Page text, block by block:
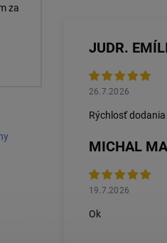
za
JUDR.
26.7.2026
Rýchlosť
MICHAL
19.7.2026
Ok